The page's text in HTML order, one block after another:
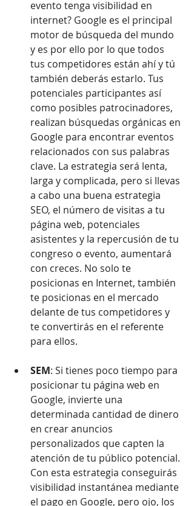
evento tenga visibilidad en
internet? Google es el principal
motor de búsqueda del mundo
y es por ello por lo que todos
tus competidores están ahí y tú
también deberás estarlo. Tus
potenciales participantes así
como posibles patrocinadores,
realizan búsquedas orgánicas en
Google para encontrar eventos
relacionados con sus palabras
clave. La estrategia será lenta,
larga y complicada, pero si llevas
a cabo una buena estrategia
SEO, el número de visitas a tu
página web, potenciales
asistentes y la repercusión de tu
congreso o evento, aumentará
con creces. No solo te
posicionas en Internet, también
te posicionas en el mercado
delante de tus competidores y
te convertirás en el referente
para ellos.
SEM: Si tienes poco tiempo para
posicionar tu página web en
Google, invierte una
determinada cantidad de dinero
en crear anuncios
personalizados que capten la
atención de tu público potencial.
Con esta estrategia conseguirás
visibilidad instantánea mediante
el pago en Google, pero ojo, los